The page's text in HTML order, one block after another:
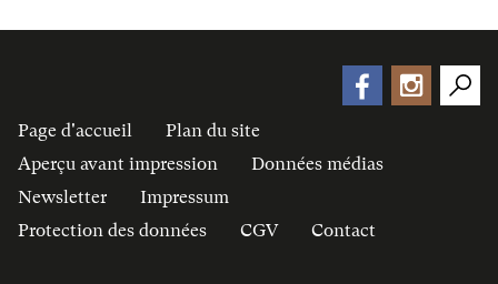
Page d'accueil
Plan du site
Aperçu avant impression
Données médias
Newsletter
Impressum
Protection des données
CGV Contact